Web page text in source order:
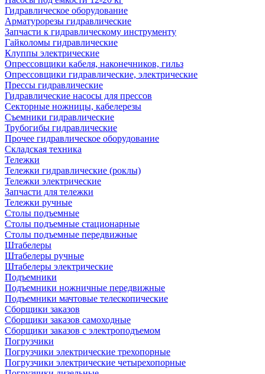
Гидравлическое оборудование
Арматурорезы гидравлические
Запчасти к гидравлическому инструменту
Гайколомы гидравлические
Клуппы электрические
Опрессовщики кабеля, наконечников, гильз
Опрессовщики гидравлические, электрические
Прессы гидравлические
Гидравлические насосы для прессов
Секторные ножницы, кабелерезы
Съемники гидравлические
Трубогибы гидравлические
Прочее гидравлическое оборудование
Складская техника
Тележки
Тележки гидравлические (роклы)
Тележки электрические
Запчасти для тележки
Тележки ручные
Столы подъемные
Столы подъемные стационарные
Столы подъемные передвижные
Штабелеры
Штабелеры ручные
Штабелеры электрические
Подъемники
Подъемники ножничные передвижные
Подъемники мачтовые телескопические
Сборщики заказов
Сборщики заказов самоходные
Сборщики заказов с электроподъемом
Погрузчики
Погрузчики электрические трехопорные
Погрузчики электрические четырехопорные